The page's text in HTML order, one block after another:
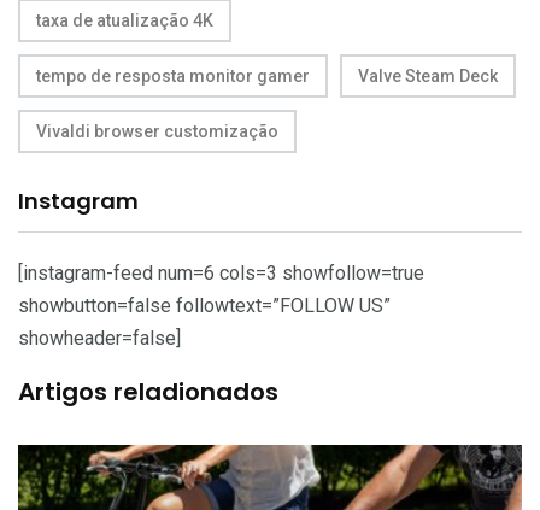
taxa de atualização 4K
tempo de resposta monitor gamer Valve Steam Deck
Vivaldi browser customização
Instagram
[instagram-feed num=6 cols=3 showfollow=true
showbutton=false followtext=”FOLLOW US”
showheader=false]
Artigos reladionados